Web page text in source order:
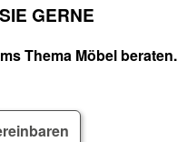
GERNE
Thema Möbel beraten.